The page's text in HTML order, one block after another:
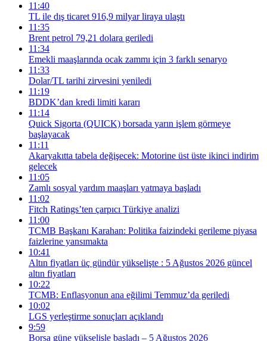
11:40
TL ile dış ticaret 916,9 milyar liraya ulaştı
11:35
Brent petrol 79,21 dolara geriledi
11:34
Emekli maaşlarında ocak zammı için 3 farklı senaryo
11:33
Dolar/TL tarihi zirvesini yeniledi
11:19
BDDK’dan kredi limiti kararı
11:14
Quick Sigorta (QUICK) borsada yarın işlem görmeye
başlayacak
11:11
Akaryakıtta tabela değişecek: Motorine üst üste ikinci indirim
gelecek
11:05
Zamlı sosyal yardım maaşları yatmaya başladı
11:02
Fitch Ratings’ten çarpıcı Türkiye analizi
11:00
TCMB Başkanı Karahan: Politika faizindeki gerileme piyasa
faizlerine yansımakta
10:41
Altın fiyatları üç gündür yükselişte : 5 Ağustos 2026 güncel
altın fiyatları
10:22
TCMB: Enflasyonun ana eğilimi Temmuz’da geriledi
10:02
LGS yerleştirme sonuçları açıklandı
9:59
Borsa güne yükselişle başladı – 5 Ağustos 2026